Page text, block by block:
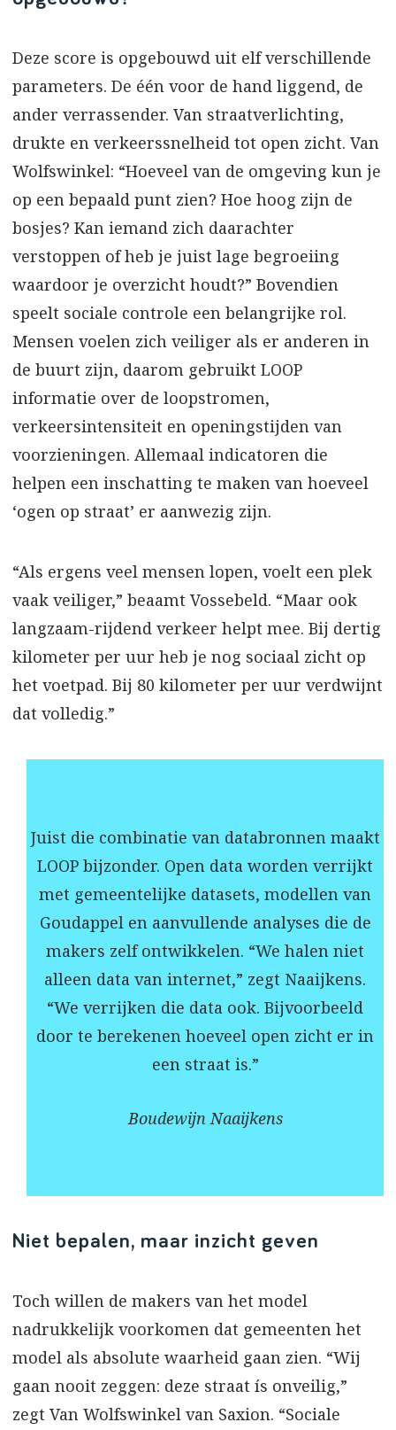
Deze score is opgebouwd uit elf verschillende
parameters. De één voor de hand liggend, de
ander verrassender. Van straatverlichting,
drukte en verkeerssnelheid tot open zicht. Van
Wolfswinkel: “Hoeveel van de omgeving kun je
op een bepaald punt zien? Hoe hoog zijn de
bosjes? Kan iemand zich daarachter
verstoppen of heb je juist lage begroeiing
waardoor je overzicht houdt?” Bovendien
speelt sociale controle een belangrijke rol.
Mensen voelen zich veiliger als er anderen in
de buurt zijn, daarom gebruikt LOOP
informatie over de loopstromen,
verkeersintensiteit en openingstijden van
voorzieningen. Allemaal indicatoren die
helpen een inschatting te maken van hoeveel
‘ogen op straat’ er aanwezig zijn.
“Als ergens veel mensen lopen, voelt een plek
vaak veiliger,” beaamt Vossebeld. “Maar ook
langzaam-rijdend verkeer helpt mee. Bij dertig
kilometer per uur heb je nog sociaal zicht op
het voetpad. Bij 80 kilometer per uur verdwijnt
dat volledig.”
Juist die combinatie van databronnen maakt
LOOP bijzonder. Open data worden verrijkt
met gemeentelijke datasets, modellen van
Goudappel en aanvullende analyses die de
makers zelf ontwikkelen. “We halen niet
alleen data van internet,” zegt Naaijkens.
“We verrijken die data ook. Bijvoorbeeld
door te berekenen hoeveel open zicht er in
een straat is.”
Boudewijn Naaijkens
Niet bepalen, maar inzicht geven
Toch willen de makers van het model
nadrukkelijk voorkomen dat gemeenten het
model als absolute waarheid gaan zien. “Wij
gaan nooit zeggen: deze straat ís onveilig,”
zegt Van Wolfswinkel van Saxion. “Sociale